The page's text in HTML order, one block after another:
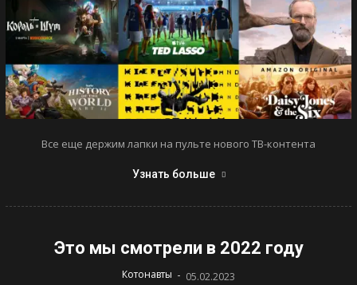
Все еще держим лапки на пульте нового ТВ-контента
Узнать больше
Это мы смотрели в 2022 году
Котонавты - 05.02.2023